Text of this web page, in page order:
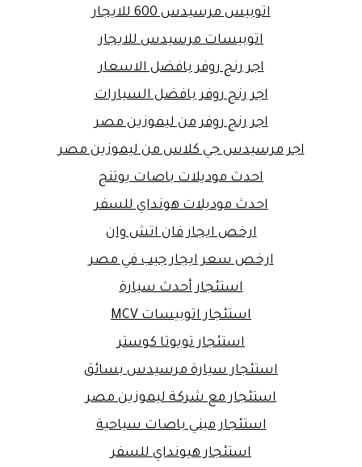
اتوبيس مرسيدس 600 للايجار
اتوبيسات مرسيدس للايجار
اجر رنج روفر بافضل الاسعار
اجر رنج روفر بافضل السيارات
اجر رنج روفر من ليموزين مصر
اجر مرسيدس جي كلاس من ليموزين مصر
احدث موديلات باصات يوتنج
احدث موديلات هونداي للسفر
ارخص ايجار فان اتش وان
ارخص سعر ايجار جيب في مصر
استئجار أحدث سيارة
استئجار اتوبيسات MCV
استئجار تويوتا كوستر
استئجار سيارة مرسيدس بسائق
استئجار مع شركة ليموزين مصر
استئجار ميني باصات سياحية
استئجار هيونداي للسفر